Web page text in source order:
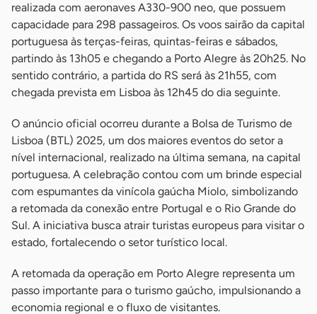
realizada com aeronaves A330-900 neo, que possuem
capacidade para 298 passageiros. Os voos sairão da capital
portuguesa às terças-feiras, quintas-feiras e sábados,
partindo às 13h05 e chegando a Porto Alegre às 20h25. No
sentido contrário, a partida do RS será às 21h55, com
chegada prevista em Lisboa às 12h45 do dia seguinte.
O anúncio oficial ocorreu durante a Bolsa de Turismo de
Lisboa (BTL) 2025, um dos maiores eventos do setor a
nível internacional, realizado na última semana, na capital
portuguesa. A celebração contou com um brinde especial
com espumantes da vinícola gaúcha Miolo, simbolizando
a retomada da conexão entre Portugal e o Rio Grande do
Sul. A iniciativa busca atrair turistas europeus para visitar o
estado, fortalecendo o setor turístico local.
A retomada da operação em Porto Alegre representa um
passo importante para o turismo gaúcho, impulsionando a
economia regional e o fluxo de visitantes.